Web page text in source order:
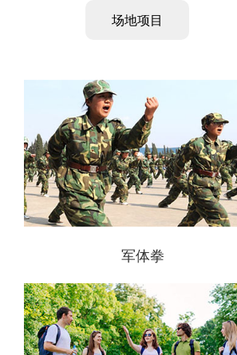
场地项目
军体拳